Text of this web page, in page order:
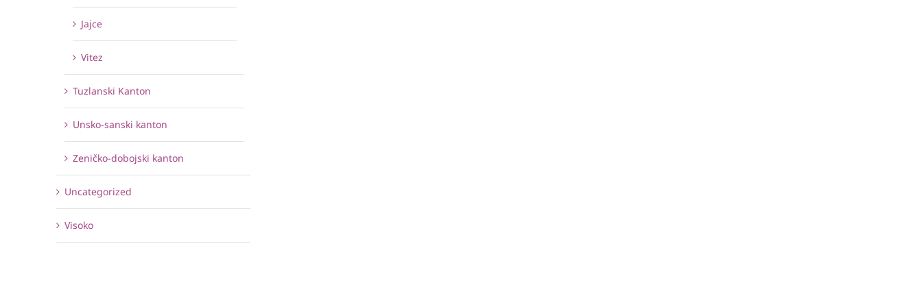
Jajce
Vitez
Tuzlanski Kanton
Unsko-sanski kanton
Zeničko-dobojski kanton
Uncategorized
Visoko